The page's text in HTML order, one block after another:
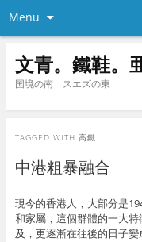
Menu
文青。鐵鞋。
国境の南 スエズの東
TAGGED WITH 高鐵
中港粗暴融合
現今的香港人，大部分是
和家屬，這個群體的一大
及，更逐漸在往後的日子變